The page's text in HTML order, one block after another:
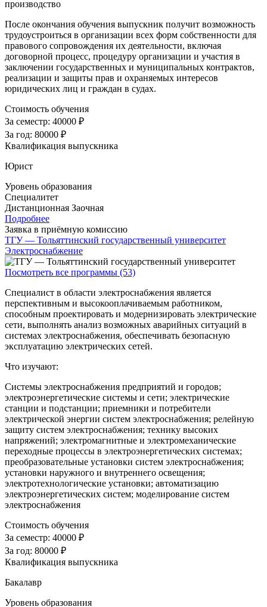
производство
После окончания обучения выпускник получит возможность
трудоустроиться в организации всех форм собственности для
правового сопровождения их деятельности, включая
договорной процесс, процедуру организации и участия в
заключении государственных и муниципальных контрактов,
реализации и защиты прав и охраняемых интересов
юридических лиц и граждан в судах.
Стоимость обучения
За семестр: 40000 ₽
За год: 80000 ₽
Квалификация выпускника
Юрист
Уровень образования
Специалитет
Дистанционная Заочная
Подробнее
Заявка в приёмную комиссию
ТГУ — Тольяттинский государственный университет
Электроснабжение
Посмотреть все программы (53)
Специалист в области электроснабжения является
перспективным и высокооплачиваемым работником,
способным проектировать и модернизировать электрические
сети, выполнять анализ возможных аварийных ситуаций в
системах электроснабжения, обеспечивать безопасную
эксплуатацию электрических сетей.
Что изучают:
Системы электроснабжения предприятий и городов;
электроэнергетические системы и сети; электрические
станции и подстанции; приемники и потребители
электрической энергии систем электроснабжения; релейную
защиту систем электроснабжения; технику высоких
напряжений; электромагнитные и электромеханические
переходные процессы в электроэнергетических системах;
преобразовательные установки систем электроснабжения;
установки наружного и внутреннего освещения;
электротехнологические установки; автоматизацию
электроэнергетических систем; моделирование систем
электроснабжения
Стоимость обучения
За семестр: 40000 ₽
За год: 80000 ₽
Квалификация выпускника
Бакалавр
Уровень образования